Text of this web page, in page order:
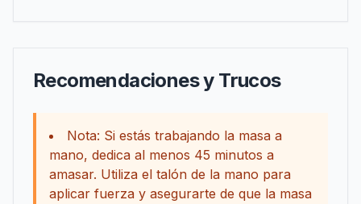
Recomendaciones y Trucos
Nota: Si estás trabajando la masa a
mano, dedica al menos 45 minutos a
amasar. Utiliza el talón de la mano para
aplicar fuerza y asegurarte de que la masa